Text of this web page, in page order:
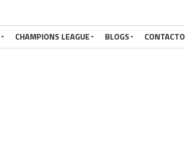
CHAMPIONS LEAGUE BLOGS CONTACTO